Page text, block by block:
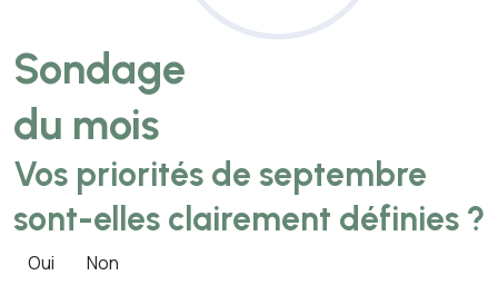
Sondage
du mois
Vos priorités de septembre
sont-elles clairement définies ?
Oui
Non